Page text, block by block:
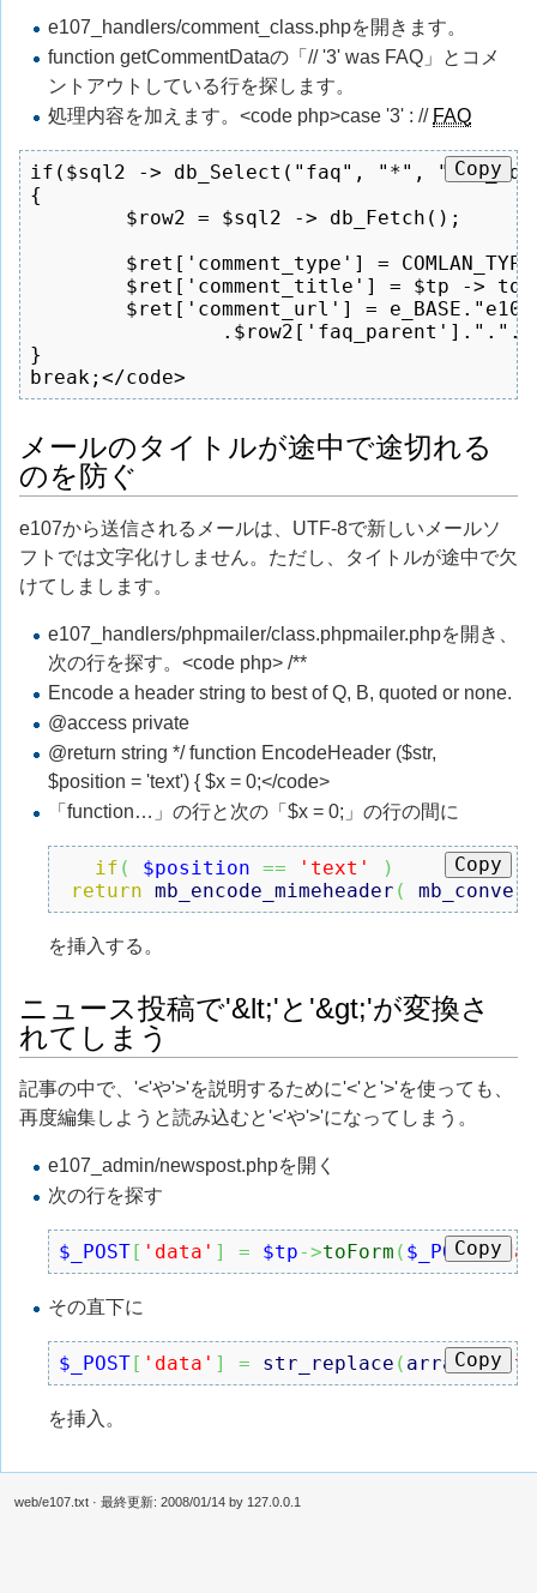
e107_handlers/comment_class.phpを開きます。
function getCommentDataの「// '3' was FAQ」とコメ
ントアウトしている行を探します。
処理内容を加えます。<code php>case '3' : // FAQ
if($sql2 -> db_Select("faq", "*",
{
}
break;</code>
Copy
メールのタイトルが途中で途切れる
のを防ぐ
e107から送信されるメールは、UTF-8で新しいメールソ
フトでは文字化けしません。ただし、タイトルが途中で欠
けてしまします。
e107_handlers/phpmailer/class.phpmailer.phpを開き、
次の行を探す。<code php> /**
Encode a header string to best of Q, B, quoted or none.
@access private
@return string */ function EncodeHeader ($str,
$position = 'text') { $x = 0;</code>
「function…」の行と次の「$x = 0;」の行の間に
if ( $position == 'text'
)
return mb_encode_mimeheader (
Copy
を挿入する。
ニュース投稿で'&lt;'と'&gt;'が変換さ
れてしまう
記事の中で、'<'や'>'を説明するために'<'と'>'を使っても、
再度編集しようと読み込むと'<'や'>'になってしまう。
e107_admin/newspost.phpを開く
次の行を探す
$_POST[ 'data' ] = $tp->toForm ( $_POST[
Copy
その直下に
$_POST[ 'data' ] = str_replace ( array(
Copy
を挿入。
web/e107.txt · 最終更新: 2008/01/14 by 127.0.0.1